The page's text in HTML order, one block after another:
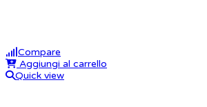
Compare
Aggiungi al carrello
Quick view